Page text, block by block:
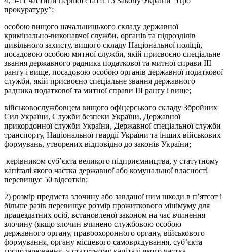
прокуратуру”;
особою вищого начальницького складу державної
кримінально-виконавчої служби, органів та підрозділів
цивільного захисту, вищого складу Національної поліції,
посадовою особою митної служби, якій присвоєно спеціальне
звання державного радника податкової та митної справи III
рангу і вище, посадовою особою органів державної податкової
служби, якій присвоєно спеціальне звання державного
радника податкової та митної справи III рангу і вище;
військовослужбовцем вищого офіцерського складу Збройних
Сил України, Служби безпеки України, Державної
прикордонної служби України, Державної спеціальної служби
транспорту, Національної гвардії України та інших військових
формувань, утворених відповідно до законів України;
керівником суб’єкта великого підприємництва, у статутному
капіталі якого частка державної або комунальної власності
перевищує 50 відсотків;
2) розмір предмета злочину або завданої ним шкоди в п’ятсот і
більше разів перевищує розмір прожиткового мінімуму для
працездатних осіб, встановленої законом на час вчинення
злочину (якщо злочин вчинено службовою особою
державного органу, правоохоронного органу, військового
формування, органу місцевого самоврядування, суб’єкта